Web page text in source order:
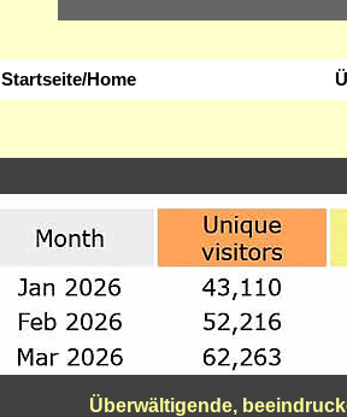
Startseite/Home
Überwältigende,